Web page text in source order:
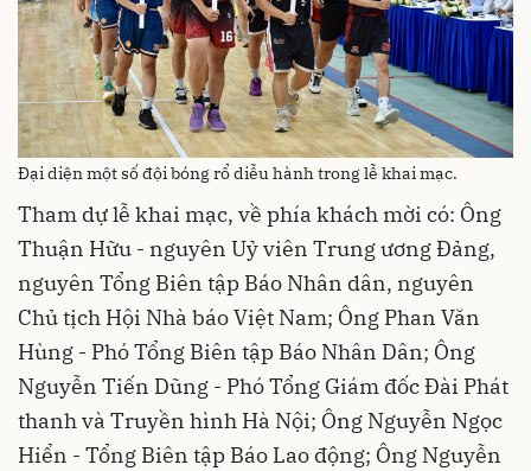
Đại diện một số đội bóng rổ diễu hành trong lễ khai mạc.
Tham dự lễ khai mạc, về phía khách mời có: Ông
Thuận Hữu - nguyên Uỷ viên Trung ương Đảng,
nguyên Tổng Biên tập Báo Nhân dân, nguyên
Chủ tịch Hội Nhà báo Việt Nam; Ông Phan Văn
Hùng - Phó Tổng Biên tập Báo Nhân Dân; Ông
Nguyễn Tiến Dũng - Phó Tổng Giám đốc Đài Phát
thanh và Truyền hình Hà Nội; Ông Nguyễn Ngọc
Hiển - Tổng Biên tập Báo Lao động; Ông Nguyễn